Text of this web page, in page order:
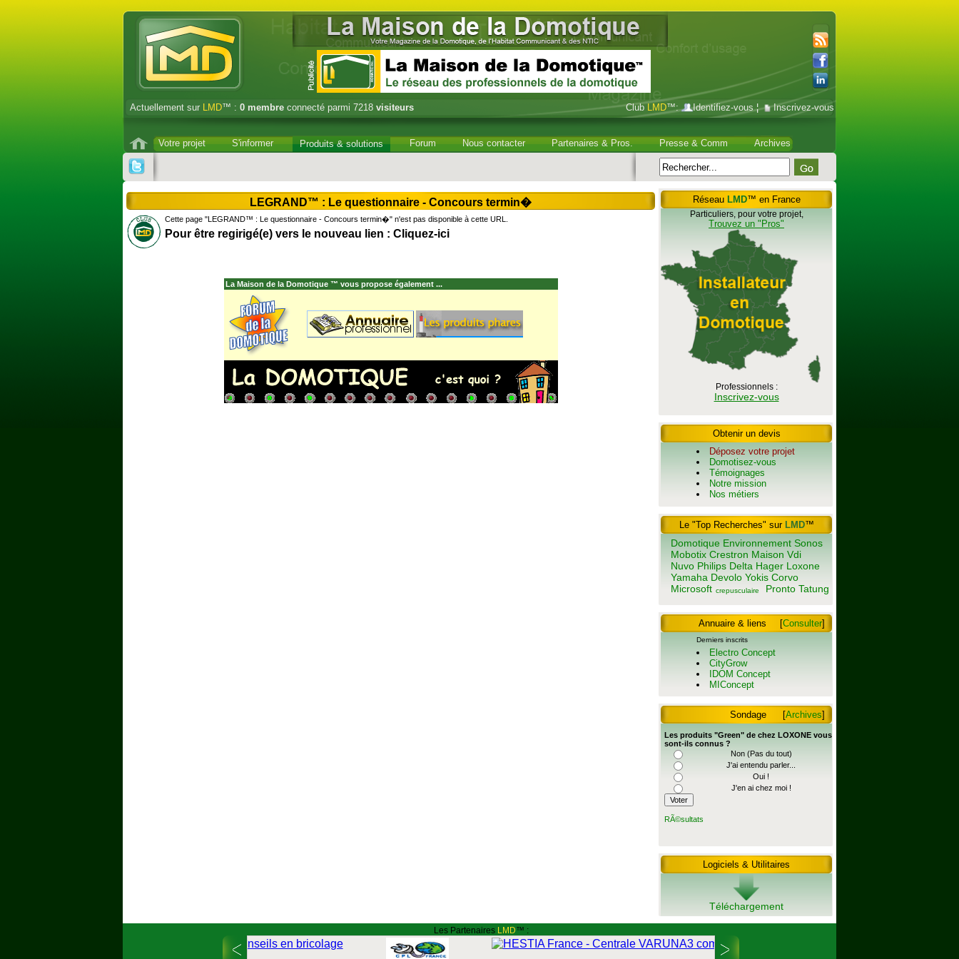
Actuellement sur LMD™ : 0 membre connecté parmi 7218 visiteurs Club LMD™: Identifiez-vous¦ Inscrivez-vous
Votre projet S'informer Produits & solutions Forum Nous contacter Partenaires & Pros. Presse & Comm Archives
LEGRAND™ : Le questionnaire - Concours termin�
Cette page "LEGRAND™ : Le questionnaire - Concours termin�" n'est pas disponible à cette URL.
Pour être regirigé(e) vers le nouveau lien : Cliquez-ici
La Maison de la Domotique ™ vous propose également ...
Réseau LMD™ en France
Particuliers, pour votre projet,
Trouvez un "Pros"
Professionnels :
Inscrivez-vous
Obtenir un devis
Déposez votre projet
Domotisez-vous
Témoignages
Notre mission
Nos métiers
Le "Top Recherches" sur LMD™
Domotique Environnement Sonos
Mobotix Crestron Maison Vdi
Nuvo Philips Delta Hager Loxone
Yamaha Devolo Yokis Corvo
Microsoft crepusculaire Pronto Tatung
Annuaire & liens [Consulter]
Derniers inscrits
Electro Concept
CityGrow
IDOM Concept
MIConcept
Sondage [Archives]
Les produits "Green" de chez LOXONE vous
sont-ils connus ?
Non (Pas du tout)
J'ai entendu parler...
Oui !
J'en ai chez moi !
RÃ©sultats
Logiciels & Utilitaires
Téléchargement
Les Partenaires LMD™ :